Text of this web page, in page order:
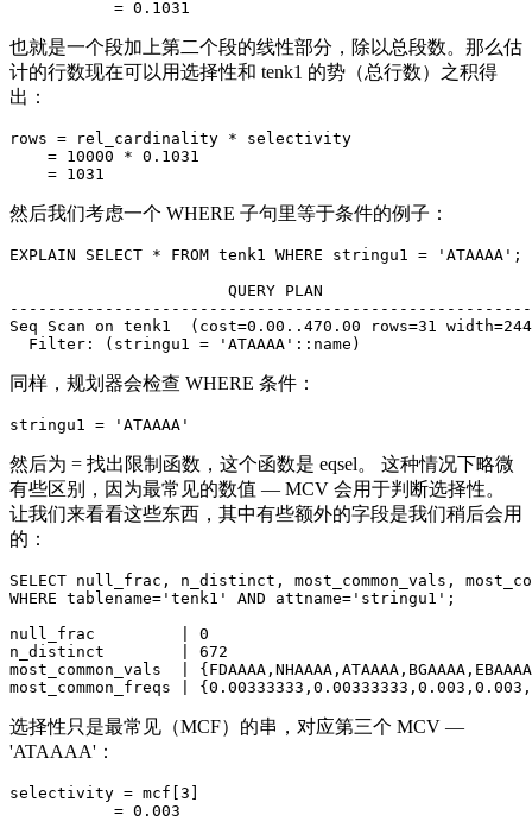
也就是一个段加上第二个段的线性部分，除以总段数。那么估
计的行数现在可以用选择性和 tenk1 的势（总行数）之积得
出：
rows = rel_cardinality * selectivity
    = 10000 * 0.1031
然后我们考虑一个 WHERE 子句里等于条件的例子：
EXPLAIN SELECT * FROM tenk1 WHERE stringu1 = 'ATAAAA';
                       QUERY PLAN
Seq Scan on tenk1  (cost=0.00..470.00 rows=31
同样，规划器会检查 WHERE 条件：
然后为 = 找出限制函数，这个函数是 eqsel。 这种情况下略微
有些区别，因为最常见的数值 — MCV 会用于判断选择性。
让我们来看看这些东西，其中有些额外的字段是我们稍后会用
的：
SELECT null_frac, n_distinct, most_common_vals,
WHERE tablename='tenk1' AND attname='stringu1';
null_frac         | 0
n_distinct        | 672
most_common_vals  |
选择性只是最常见（MCF）的串，对应第三个 MCV —
'ATAAAA'：
selectivity = mcf[3]